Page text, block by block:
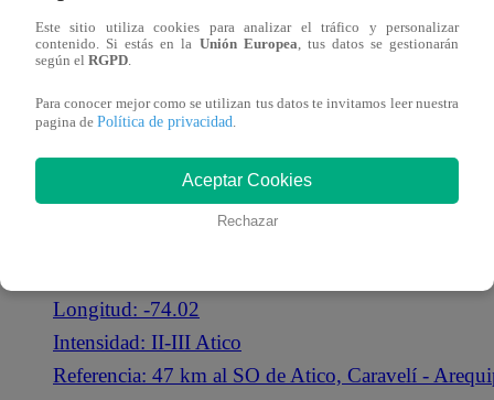
— Centro Sismológico Nacional
REPORTE SÍSMICO:
Fecha y Hora Local: 05/07/2026,11:55:52
Magnitud: 3.8
Longitud: -74.02
Intensidad: II-III Atico
Referencia: 47 km al SO de Atico, Caravelí -
Este sitio utiliza cookies para analizar el tráfico y personalizar
contenido. Si estás en la Unión Europea, tus datos se gestionarán
según el RGPD.
Para conocer mejor como se utilizan tus datos te invitamos leer nuestra
pagina de Política de privacidad.
Aceptar Cookies
Rechazar